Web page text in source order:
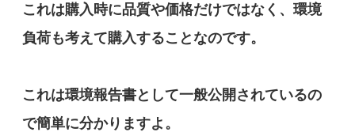
これは購入時に品質や価格だけではなく、環境
負荷も考えて購入することなのです。
これは環境報告書として一般公開されているの
で簡単に分かりますよ。